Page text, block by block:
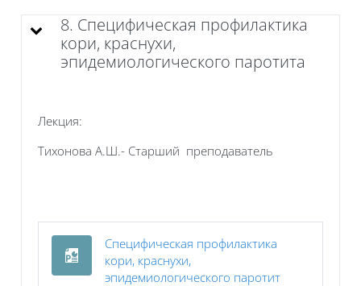
8. Специфическая профилактика
кори, краснухи,
эпидемиологического паротита
Лекция:
Тихонова А.Ш.- Старший преподаватель
Специфическая профилактика
кори, краснухи,
эпидемиологического паротитФайл